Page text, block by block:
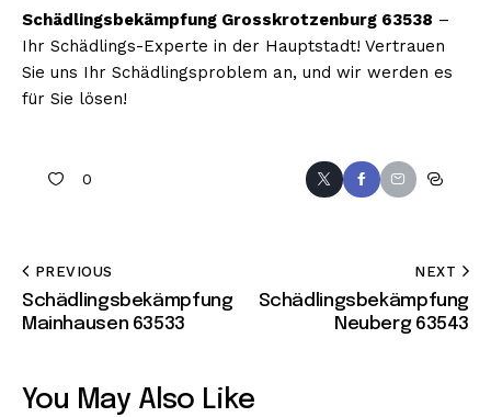
Schädlingsbekämpfung Grosskrotzenburg 63538 –
Ihr Schädlings-Experte in der Hauptstadt! Vertrauen
Sie uns Ihr Schädlingsproblem an, und wir werden es
für Sie lösen!
0
PREVIOUS
Schädlingsbekämpfung
Mainhausen 63533
NEXT
Schädlingsbekämpfung
Neuberg 63543
You May Also Like